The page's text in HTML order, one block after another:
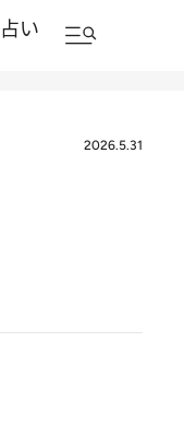
占い
2026.5.31